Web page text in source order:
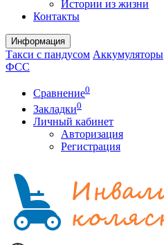
Истории из жизни
Контакты
Информация
Такси с пандусом Аккумуляторы
ФСС
Сравнение0
Закладки0
Личный кабинет
Авторизация
Регистрация